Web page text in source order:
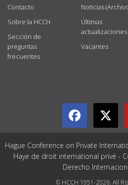
Contacto
Sobre la HCCH
Sección de
preguntas
frecuentes
Noticias
Últimas
actualizaciones
Vacantes
Hague Conference on Private
Haye de droit international privé -
Derecho
© HCCH 1951-2026. All